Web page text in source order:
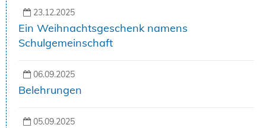
23.12.2025
Ein Weihnachtsgeschenk namens
Schulgemeinschaft
06.09.2025
Belehrungen
05.09.2025